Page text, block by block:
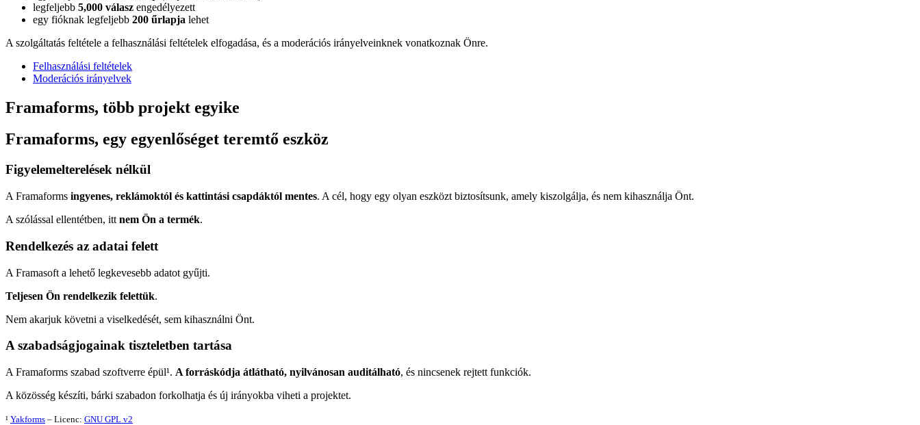
legfeljebb 5,000 válasz engedélyezett
egy fióknak legfeljebb 200 űrlapja lehet
A szolgáltatás feltétele a felhasználási feltételek elfogadása, és a moderációs irányelveinknek vonatkoznak Önre.
Felhasználási feltételek
Moderációs irányelvek
Framaforms, több projekt egyike
Framaforms, egy egyenlőséget teremtő eszköz
Figyelemelterelések nélkül
A Framaforms ingyenes, reklámoktól és kattintási csapdáktól mentes. A cél, hogy egy olyan eszközt biztosítsunk, amely kiszolgálja, és nem kihasználja Önt.
A szólással ellentétben, itt nem Ön a termék.
Rendelkezés az adatai felett
A Framasoft a lehető legkevesebb adatot gyűjti.
Teljesen Ön rendelkezik felettük.
Nem akarjuk követni a viselkedését, sem kihasználni Önt.
A szabadságjogainak tiszteletben tartása
A Framaforms szabad szoftverre épül¹. A forráskódja átlátható, nyilvánosan auditálható, és nincsenek rejtett funkciók.
A közösség készíti, bárki szabadon forkolhatja és új irányokba viheti a projektet.
¹ Yakforms – Licenc: GNU GPL v2